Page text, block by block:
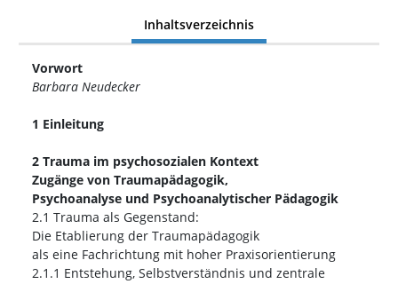
Inhaltsverzeichnis
Vorwort
Barbara Neudecker
1 Einleitung
2 Trauma im psychosozialen Kontext
Zugänge von Traumapädagogik,
Psychoanalyse und Psychoanalytischer Pädagogik
2.1 Trauma als Gegenstand:
Die Etablierung der Traumapädagogik
als eine Fachrichtung mit hoher Praxisorientierung
2.1.1 Entstehung, Selbstverständnis und zentrale